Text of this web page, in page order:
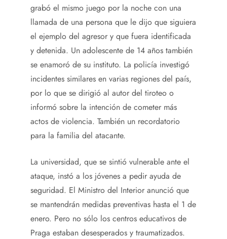
grabó el mismo juego por la noche con una
llamada de una persona que le dijo que siguiera
el ejemplo del agresor y que fuera identificada
y detenida. Un adolescente de 14 años también
se enamoró de su instituto. La policía investigó
incidentes similares en varias regiones del país,
por lo que se dirigió al autor del tiroteo o
informó sobre la intención de cometer más
actos de violencia. También un recordatorio
para la familia del atacante.
La universidad, que se sintió vulnerable ante el
ataque, instó a los jóvenes a pedir ayuda de
seguridad. El Ministro del Interior anunció que
se mantendrán medidas preventivas hasta el 1 de
enero. Pero no sólo los centros educativos de
Praga estaban desesperados y traumatizados.